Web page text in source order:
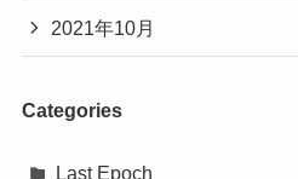
2021年10月
Categories
Last Epoch